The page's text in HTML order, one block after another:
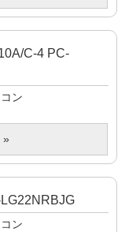
C-4 PC-
ン
ン